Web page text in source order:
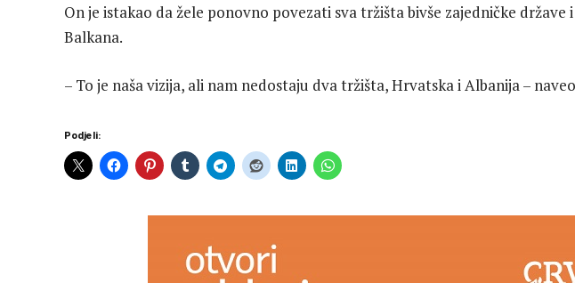
On je istakao da žele ponovno povezati sva tržišta bivše zajedničke države
Balkana.
– To je naša vizija, ali nam nedostaju dva tržišta, Hrvatska i Albanija –
Podjeli: